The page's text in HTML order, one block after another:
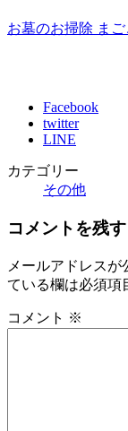
お墓のお掃除 ま
Facebook
twitter
LINE
カテゴリー
その他
コメントを残す
メールアドレスが
ている欄は必須項
コメント ※